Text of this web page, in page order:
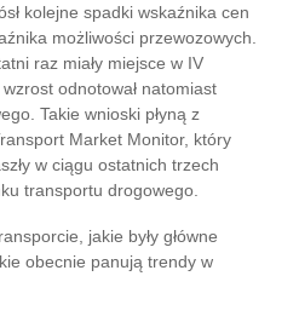
kolejne spadki wskaźnika cen
możliwości przewozowych.
raz miały miejsce w IV
odnotował natomiast
Takie wnioski płyną z
Market Monitor, który
w ciągu ostatnich trzech
transportu drogowego.
jakie były główne
obecnie panują trendy w